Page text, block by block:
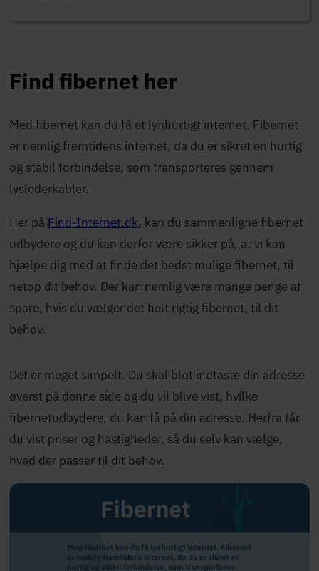
Find fibernet her
Med fibernet kan du få et lynhurtigt internet. Fibernet
er nemlig fremtidens internet, da du er sikret en hurtig
og stabil forbindelse, som transporteres gennem
lyslederkabler.
Her på Find-Internet.dk, kan du sammenligne fibernet
udbydere og du kan derfor være sikker på, at vi kan
hjælpe dig med at finde det bedst mulige fibernet, til
netop dit behov. Der kan nemlig være mange penge at
spare, hvis du vælger det helt rigtig fibernet, til dit
behov.
Det er meget simpelt. Du skal blot indtaste din adresse
øverst på denne side og du vil blive vist, hvilke
fibernetudbydere, du kan få på din adresse. Herfra får
du vist priser og hastigheder, så du selv kan vælge,
hvad der passer til dit behov.